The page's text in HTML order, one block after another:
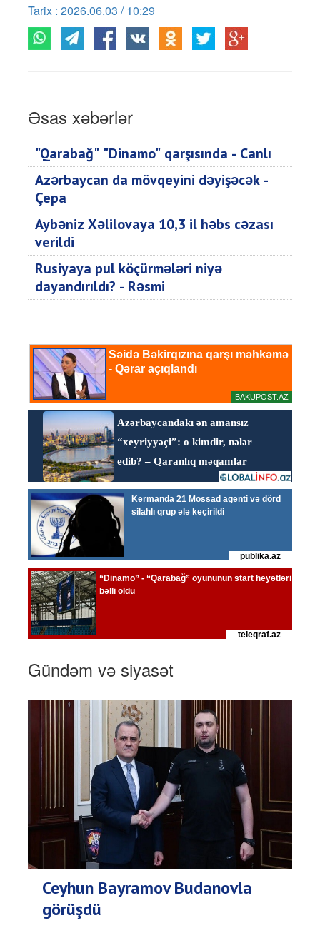
Tarix : 2026.06.03 / 10:29
Əsas xəbərlər
"Qarabağ" "Dinamo" qarşısında - Canlı
Azərbaycan da mövqeyini dəyişəcək -
Çepa
Aybəniz Xəlilovaya 10,3 il həbs cəzası
verildi
Rusiyaya pul köçürmələri niyə
dayandırıldı? - Rəsmi
Gündəm və siyasət
Ceyhun Bayramov Budanovla
görüşdü